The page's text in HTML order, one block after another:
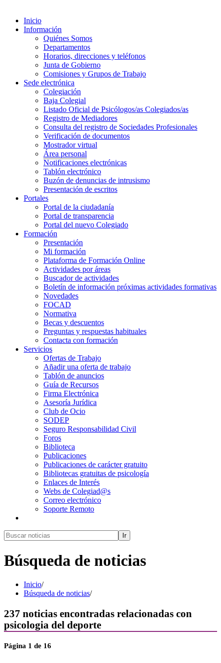
Inicio
Información
Quiénes Somos
Departamentos
Horarios, direcciones y teléfonos
Junta de Gobierno
Comisiones y Grupos de Trabajo
Sede electrónica
Colegiación
Baja Colegial
Listado Oficial de Psicólogos/as Colegiados/as
Registro de Mediadores
Consulta del registro de Sociedades Profesionales
Verificación de documentos
Mostrador virtual
Área personal
Notificaciones electrónicas
Tablón electrónico
Buzón de denuncias de intrusismo
Presentación de escritos
Portales
Portal de la ciudadanía
Portal de transparencia
Portal del nuevo Colegiado
Formación
Presentación
Mi formación
Plataforma de Formación Online
Actividades por áreas
Buscador de actividades
Boletín de información próximas actividades formativas
Novedades
FOCAD
Normativa
Becas y descuentos
Preguntas y respuestas habituales
Contacta con formación
Servicios
Ofertas de Trabajo
Añadir una oferta de trabajo
Tablón de anuncios
Guía de Recursos
Firma Electrónica
Asesoría Jurídica
Club de Ocio
SODEP
Seguro Responsabilidad Civil
Foros
Biblioteca
Publicaciones
Publicaciones de carácter gratuito
Bibliotecas gratuitas de psicología
Enlaces de Interés
Webs de Colegiad@s
Correo electrónico
Soporte Remoto
Ir
Búsqueda de noticias
Inicio/
Búsqueda de noticias/
237 noticias encontradas relacionadas con
psicologia del deporte
Página 1 de 16